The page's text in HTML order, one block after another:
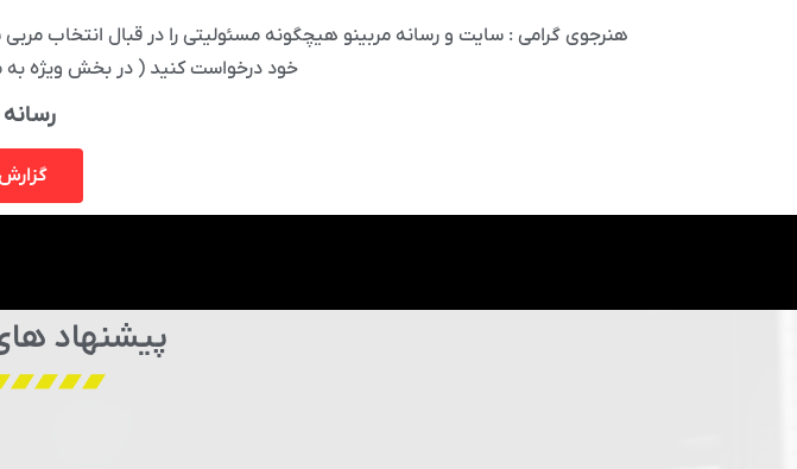
هنرجوی گرامی : سایت و رسانه مربینو هیچگونه مسئولیتی را در قبال انتخاب مربی
خود درخواست کنید ( در بخش ویژه به
رسانه
پیشنهاد